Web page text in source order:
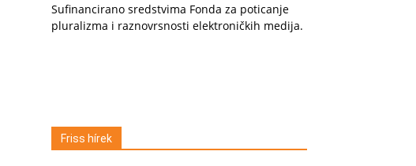
Sufinancirano sredstvima Fonda za poticanje
pluralizma i raznovrsnosti elektroničkih medija.
Friss hírek